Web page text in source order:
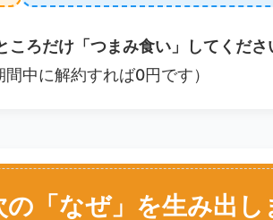
ろだけ「つまみ食い」してくださ
中に解約すれば0円です）
「なぜ」を生み出し